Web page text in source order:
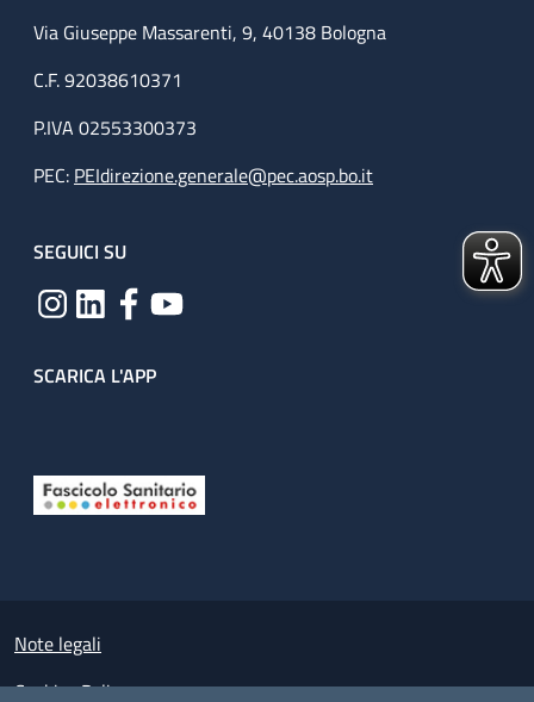
Via Giuseppe Massarenti, 9, 40138 Bologna
C.F. 92038610371
P.IVA 02553300373
PEC: PEIdirezione.generale@pec.aosp.bo.it
SEGUICI SU
SCARICA L'APP
Small prints
Note legali
Cookies Policy